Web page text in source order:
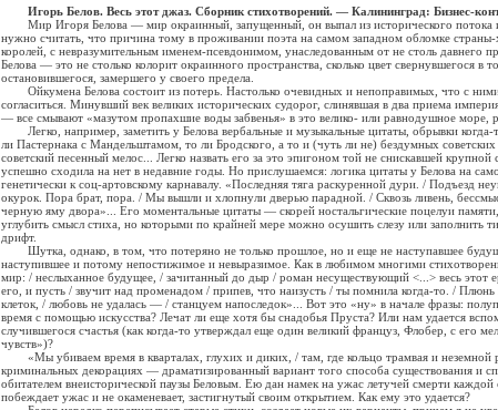
Игорь Белов. Весь этот джаз. Cборник стихотворений. — Калининград: Бизнес-
Мир Игоря Белова — мир окраинный, запущенный, он выпал из исторического потока и
нужно считать, что причина тому в проживании поэта на самом западном обломке
королей, с невразумительным именем-псевдонимом, унаследованным от не столь давнего
Белова — это не столько колорит окраинного пространства, сколько цвет свернувшегося в
остановившегося, замершего у своего предела.
Ойкумена Белова состоит из потерь. Настолько очевидных и непоправимых, что с ними
согласиться. Минувший век великих исторических судорог, слинявшая в два приема
— все смывают «мазутом пропахшие воды забвенья» в это велико- или равнодушное море,
Легко, например, заметить у Белова вербальные и музыкальные цитаты, обрывки когда-
ли Пастернака с Мандельштамом, то ли Бродского, а то и (чуть ли не) бездумных советских
советский песенный мелос... Легко назвать его за это эпигоном той не снискавшей крупной
успешно сходила на нет в недавние годы. Но прислушаемся: логика цитаты у Белова на
генетически к соц-артовскому карнавалу. «Последняя тяга раскуренной дури. / Подъезд
окурок. Пора брат, пора. / Мы вышли и хлопнули дверью парадной. / Сквозь ливень,
черную яму двора»... Его моментальные цитаты — скорей ностальгические поцелуи
углубить смысл стиха, но которыми по крайней мере можно осушить слезу или заполнить
дрифт.
Шутка, однако, в том, что потеряно не только прошлое, но и еще не наступавшее
наступившее и потому непостижимое и невыразимое. Как в любимом многими
мир: / неслыханное будущее, / зачитанный до дыр / роман несуществующий <...> весь этот
его, и пусть / звучит над променадом / припев, что наизусть / ты помнила когда-то. / Плюнь
клеток, / любовь не удалась — / станцуем напоследок»... Вот это «ну» в начале фразы:
время с помощью искусства? Лечат ли еще хотя бы снадобья Пруста? Или нам удается
случившегося счастья (как когда-то утверждал еще один великий француз, Флобер, с его
чувств»)?
«Мы убиваем время в кварталах, глухих и диких, / там, где кольцо трамвая и неземной
криминальных декорациях — драматизированный вариант того способа существования и
обитателем внеисторической паузы Беловым. Ею дан намек на ужас летучей смерти
побеждает ужас и не окаменевает, застигнутый своим открытием. Как ему это удается?